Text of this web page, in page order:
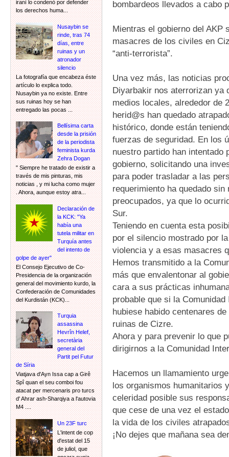
iraní lo condenó por defender
los derechos huma...
Nusaybin se
rinde, tras 74
días, entre
ruinas y un
atronador
silencio
La fotografía que encabeza éste
artículo lo explica todo.
Nusaybin ya no existe. Entre
sus ruinas hoy se han
entregado las pocas ...
Bellísima carta
desde la prisión
de la periodista
feminista kurda
Zehra Dogan
" Siempre he tratado de existir a
través de mis pinturas, mis
noticias , y mi lucha como mujer
. Ahora, aunque estoy atra...
Declaración de
la KCK: "Ya
había una
tutela militar en
Turquía antes
del intento de
golpe de ayer"
El Consejo Ejecutivo de Co-
Presidencia de la organización
general del movimiento kurdo, la
Confederación de Comunidades
del Kurdistán (KCK)...
Turquia
assassina
Hevrîn Helef,
secretària
general del
Partit pel Futur
de Síria
Viatjava d'Ayn Issa cap a Girê
Spî quan el seu comboi fou
atacat per mercenaris pro turcs
d' Ahrar ash-Sharqiya a l'autovia
M4 ....
Un 23F turc
L'intent de cop
d'estat del 15
de juliol, que
bombardeos llevados a cabo
Mientras el gobierno del AKP
masacres de los civiles en
“anti-terrorista”.
Una vez más, las noticias
Diyarbakir nos aterrorizan ya
medios locales, alrededor de
herid@s han quedado
histórico, donde están
fuerzas de seguridad. En los
nuestro partido han intentado
gobierno, solicitando una
para poder trasladar a las
requerimiento ha quedado
preocupados, ya que lo
Sur.
Teniendo en cuenta esta
por el silencio mostrado por
violencia y a esas masacres
Hemos transmitido a la
más que envalentonar al
cara a sus prácticas
probable que si la
hubiese habido centenares
ruinas de Cizre.
Ahora y para prevenir lo que
dirigirnos a la Comunidad
Hacemos un llamamiento
los organismos humanitarios
celeridad posible sus
que cese de una vez el
la vida de los civiles
¡No dejes que mañana sea